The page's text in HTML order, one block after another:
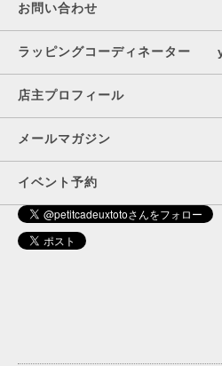
お問い合わせ
ラッピングコーディネーター
店主プロフィール
メールマガジン
イベント予約